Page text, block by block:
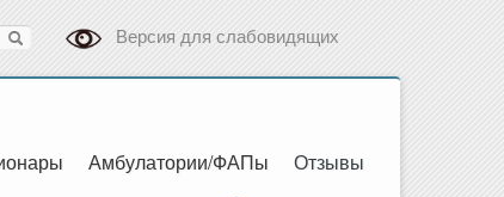
Версия для слабовидящих
Амбулатории/ФАПы Отзывы